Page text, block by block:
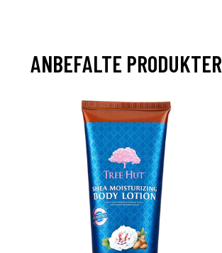
ANBEFALTE PRODUKTER